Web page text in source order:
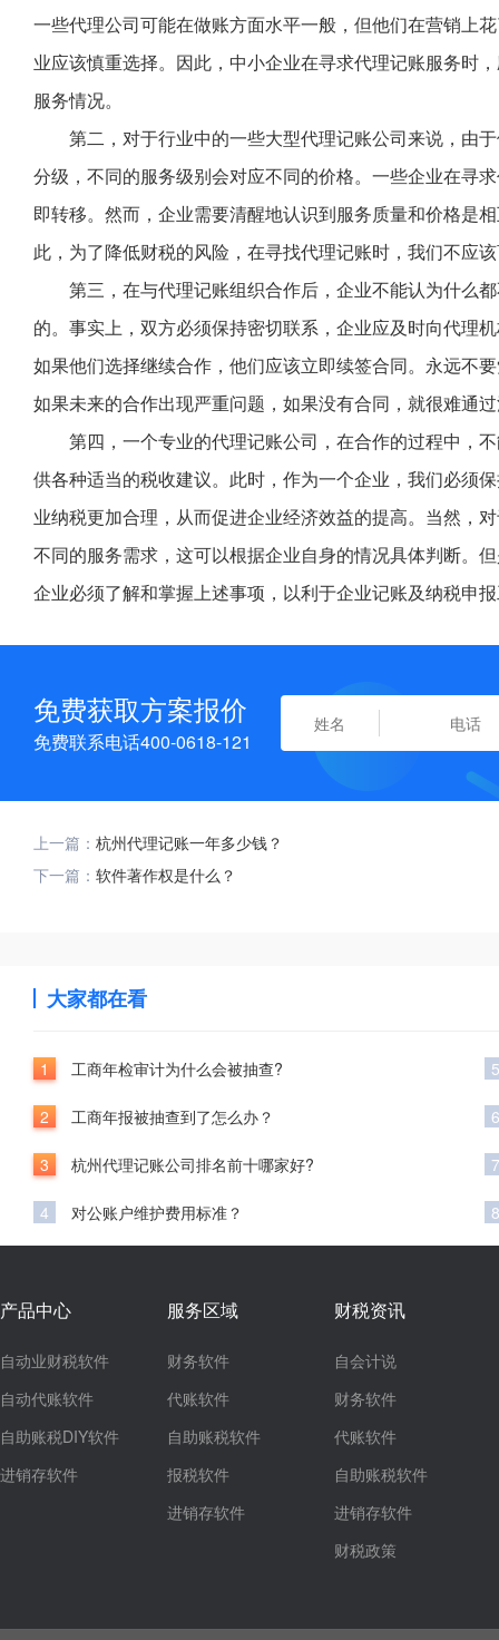
一些代理公司可能在做账方面水平一般，但他们在营销上
业应该慎重选择。因此，中小企业在寻求代理记账服务时
服务情况。
第二，对于行业中的一些大型代理记账公司来说，由
分级，不同的服务级别会对应不同的价格。一些企业在寻
即转移。然而，企业需要清醒地认识到服务质量和价格是
此，为了降低财税的风险，在寻找代理记账时，我们不应
第三，在与代理记账组织合作后，企业不能认为什么
的。事实上，双方必须保持密切联系，企业应及时向代理
如果他们选择继续合作，他们应该立即续签合同。永远不
如果未来的合作出现严重问题，如果没有合同，就很难通
第四，一个专业的代理记账公司，在合作的过程中，
供各种适当的税收建议。此时，作为一个企业，我们必须
业纳税更加合理，从而促进企业经济效益的提高。当然，
不同的服务需求，这可以根据企业自身的情况具体判断。
企业必须了解和掌握上述事项，以利于企业记账及纳税申
免费获取方案报价
免费联系电话400-0618-121
上一篇： 杭州代理记账一年多少钱？
下一篇： 软件著作权是什么？
大家都在看
1 工商年检审计为什么会被抽查?
2 工商年报被抽查到了怎么办？
3 杭州代理记账公司排名前十哪家好?
4 对公账户维护费用标准？
5
6
7
8
产品中心
自动业财税软件
自动代账软件
自助账税DIY软件
进销存软件
服务区域
财务软件
代账软件
自助账税软件
报税软件
进销存软件
财税资讯
自会计说
财务软件
代账软件
自助账税软件
进销存软件
财税政策